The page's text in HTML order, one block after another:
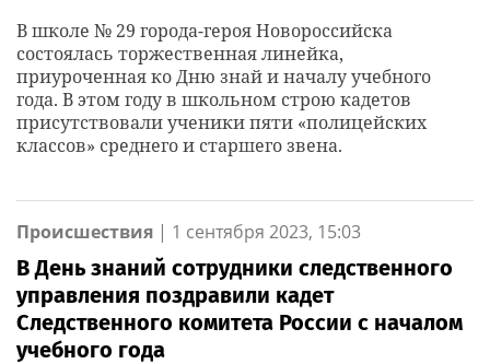
В школе № 29 города-героя Новороссийска
состоялась торжественная линейка,
приуроченная ко Дню знай и началу учебного
года. В этом году в школьном строю кадетов
присутствовали ученики пяти «полицейских
классов» среднего и старшего звена.
Происшествия | 1 сентября 2023, 15:03
В День знаний сотрудники следственного
управления поздравили кадет
Следственного комитета России с началом
учебного года